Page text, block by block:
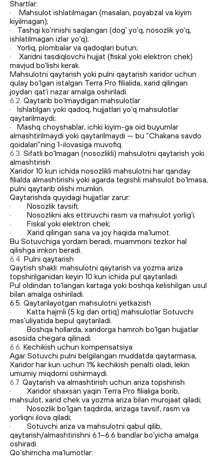
Shartlar:
· Mahsulot ishlatilmagan (masalan, poyabzal va kiyim
kiyilmagan);
· Tashqi ko‘rinishi saqlangan (dog‘ yo‘q, nosozlik yo‘q,
ishlatilmagan izlar yo‘q);
· Yorliq, plombalar va qadoqlari butun;
· Xaridni tasdiqlovchi hujjat (fiskal yoki elektron chek)
mavjud bo‘lishi kerak.
Mahsulotni qaytarish yoki pulni qaytarish xaridor uchun
qulay bo‘lgan istalgan Terra Pro filialida, xarid qilingan
joydan qat’i nazar amalga oshiriladi.
6.2. Qaytarib bo‘lmaydigan mahsulotlar
· Ishlatilgan yoki qadoq, hujjatlari yo‘q mahsulotlar
qaytarilmaydi;
· Mashq choyshablar, ichki kiyim-ga oid buyumlar
almashtirilmaydi yoki qaytarilmaydi — bu “Chakana savdo
qoidalari”ning 1-ilovasiga muvofiq.
6.3. Sifatli bo‘lmagan (nosozlikli) mahsulotni qaytarish yoki
almashtirish
Xaridor 10 kun ichida nosozlikli mahsulotni har qanday
filialda almashtirishi yoki agarda tegishli mahsulot bo‘lmasa,
pulni qaytarib olishi mumkin.
Qaytarishda quyidagi hujjatlar zarur:
· Nosozlik tavsifi;
· Nosozlikni aks ettiruvchi rasm va mahsulot yorlig‘i;
· Fiskal yoki elektron chek;
· Xarid qilingan sana va joy haqida ma’lumot.
Bu Sotuvchiga yordam beradi, muammoni tezkor hal
qilishga imkon beradi.
6.4. Pulni qaytarish
Qaytish shakli: mahsulotni qaytarish va yozma ariza
topshirilganidan keyin 10 kun ichida pul qaytariladi.
Pul oldindan to‘langan kartaga yoki boshqa kelishilgan usul
bilan amalga oshiriladi.
6.5. Qaytarilayotgan mahsulotni yetkazish
· Katta hajmli (5 kg dan ortiq) mahsulotlar Sotuvchi
mas’uliyatida bepul qaytariladi.
· Boshqa hollarda, xaridorga hamroh bo‘lgan hujjatlar
asosida chegara qilinadi.
6.6. Kechikish uchun kompensatsiya
Agar Sotuvchi pulni belgilangan muddatda qaytarmasa,
Xaridor har kun uchun 1% kechikish penalti oladi, lekin
umumiy miqdorni oshirmaydi.
6.7. Qaytarish va almashtirish uchun ariza topshirish
· Xaridor shaxsan yaqin Terra Pro filialiga borib,
mahsulot, xarid chek va yozma ariza bilan murojaat qiladi;
· Nosozlik bo‘lgan taqdirda, arizaga tavsif, rasm va
yorliqni ilova qiladi;
· Sotuvchi ariza va mahsulotni qabul qilib,
qaytarish/almashtirishni 6.1–6.6 bandlar bo‘yicha amalga
oshiradi.
Qo‘shimcha ma'lumotlar: